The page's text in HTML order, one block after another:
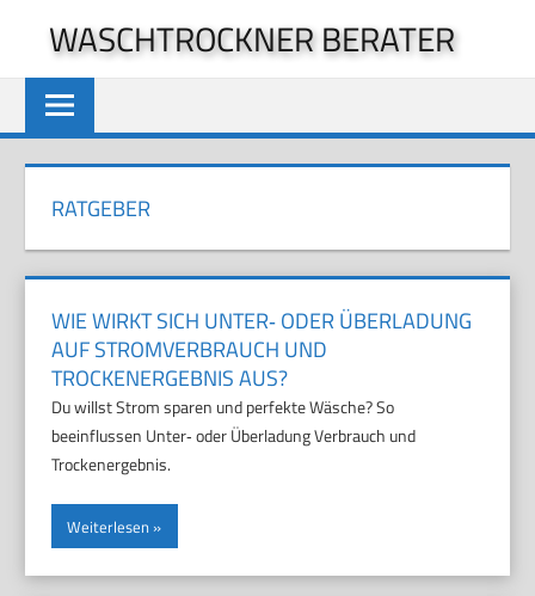
springen
WASCHTROCKNER BERATER
RATGEBER
WIE WIRKT SICH UNTER‑ ODER ÜBERLADUNG
AUF STROMVERBRAUCH UND
TROCKENERGEBNIS AUS?
Du willst Strom sparen und perfekte Wäsche? So
beeinflussen Unter‑ oder Überladung Verbrauch und
Trockenergebnis.
Weiterlesen